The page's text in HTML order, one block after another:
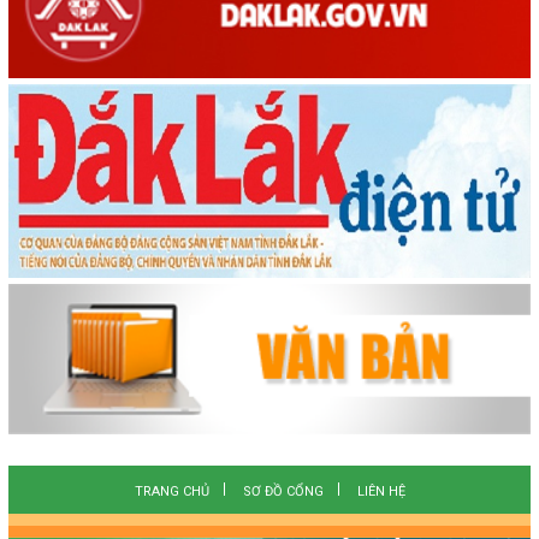
TRANG CHỦ SƠ ĐỒ CỔNG LIÊN HỆ